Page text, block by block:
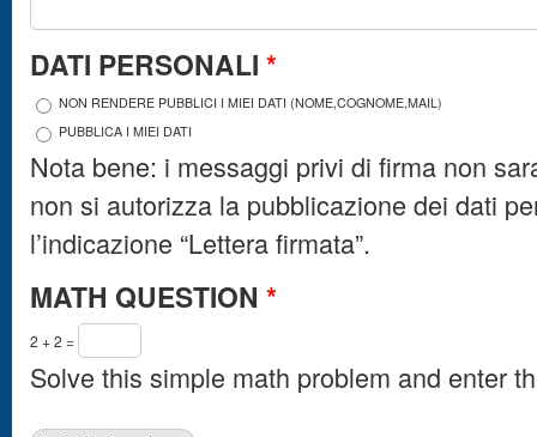
DATI PERSONALI *
NON RENDERE PUBBLICI I MIEI DATI (NOME,COGNOME,MAIL)
PUBBLICA I MIEI DATI
Nota bene: i messaggi privi di firma non
non si autorizza la pubblicazione dei dati
l’indicazione “Lettera firmata”.
MATH QUESTION *
2 + 2 =
Solve this simple math problem and enter